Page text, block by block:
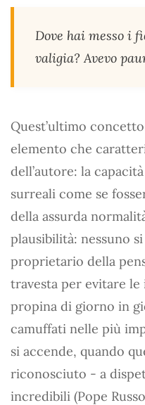
Dove hai messo i
valigia? Avevo
Quest’ultimo
elemento che
dell’autore: la
surreali come se
della assurda
plausibilità: nessuno
proprietario della
travesta per evitare
propina di giorno in
camuffati nelle più
si accende, quando
riconosciuto - a
incredibili (Pope